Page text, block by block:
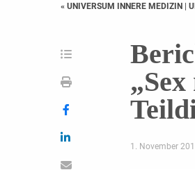
« UNIVERSUM INNERE MEDIZIN |
1. November